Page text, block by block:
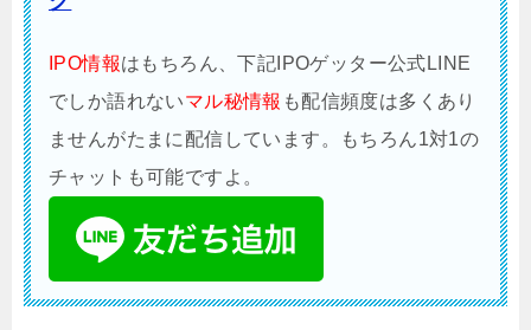
IPO情報はもちろん、下記IPOゲッター公式LINE
でしか語れないマル秘情報 も配信頻度は多くあり
ませんがたまに配信しています。もちろん1対1の
チャットも可能ですよ。